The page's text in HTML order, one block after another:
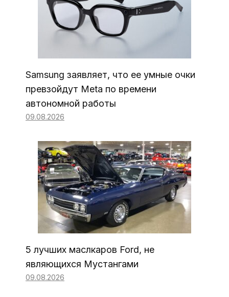
Samsung заявляет, что ее умные очки
превзойдут Meta по времени
автономной работы
09.08.2026
5 лучших маслкаров Ford, не
являющихся Мустангами
09.08.2026